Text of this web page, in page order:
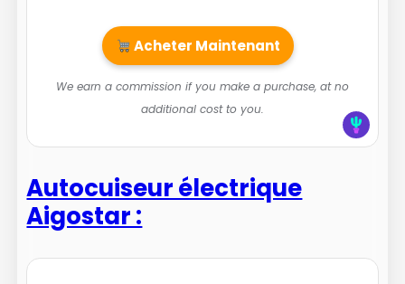
Acheter Maintenant
We earn a commission if you make a purchase, at no
additional cost to you.
Autocuiseur électrique
Aigostar :